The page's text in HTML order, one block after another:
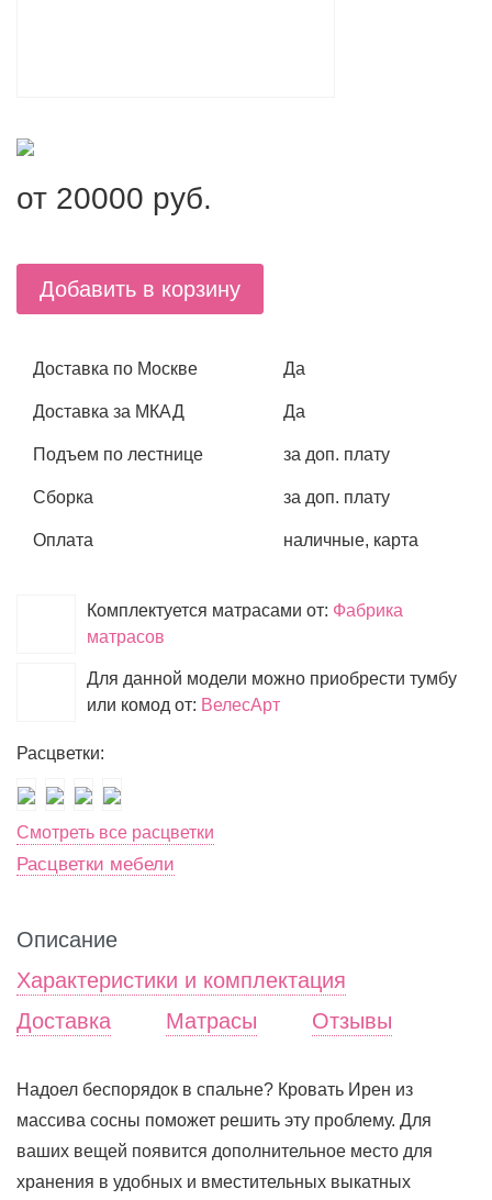
от 20000 руб.
Добавить в корзину
Доставка по Москве Да
Доставка за МКАД Да
Подъем по лестнице за доп. плату
Сборка за доп. плату
Оплата наличные, карта
Комплектуется матрасами от: Фабрика
матрасов
Для данной модели можно приобрести тумбу
или комод от: ВелесАрт
Расцветки:
Смотреть все расцветки
Расцветки мебели
Описание
Характеристики и комплектация
Доставка
Матрасы Отзывы
Надоел беспорядок в спальне? Кровать Ирен из
массива сосны поможет решить эту проблему. Для
ваших вещей появится дополнительное место для
хранения в удобных и вместительных выкатных